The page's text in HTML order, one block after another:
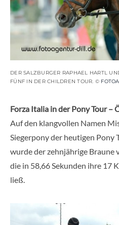
DER SALZBURGER RAPHAEL HARTL
FÜNF IN DER CHILDREN TOUR. ©
Forza Italia in der Pony Tour –
Auf den klangvollen Namen
Siegerpony der heutigen Pony
wurde der zehnjährige Braune
die in 58,66 Sekunden ihre 17
ließ.